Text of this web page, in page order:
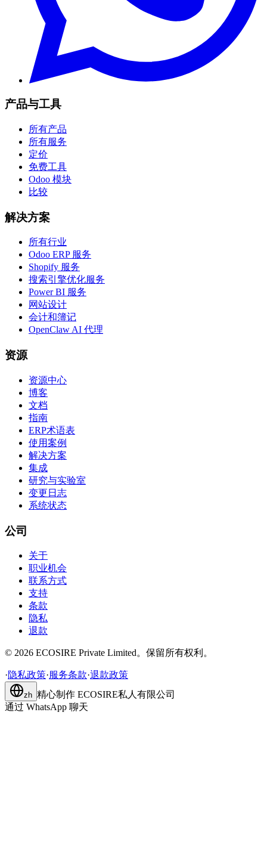
产品与工具
所有产品
所有服务
定价
免费工具
Odoo 模块
比较
解决方案
所有行业
Odoo ERP 服务
Shopify 服务
搜索引擎优化服务
Power BI 服务
网站设计
会计和簿记
OpenClaw AI 代理
资源
资源中心
博客
文档
指南
ERP术语表
使用案例
解决方案
集成
研究与实验室
变更日志
系统状态
公司
关于
职业机会
联系方式
支持
条款
隐私
退款
© 2026 ECOSIRE Private Limited。保留所有权利。
·隐私政策·服务条款·退款政策
zh 精心制作 ECOSIRE私人有限公司
通过 WhatsApp 聊天